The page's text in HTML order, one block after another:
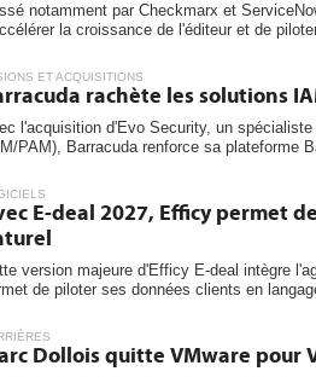
notamment par Checkmarx et
la croissance de l'éditeur et de
ET ACQUISITIONS
rachète les solutions
l'acquisition d'Evo Security, un
PAM), Barracuda renforce sa plateforme
E-deal 2027, Efficy permet
version majeure d'Efficy E-deal intègre
de piloter ses données clients en
Dollois quitte VMware pour